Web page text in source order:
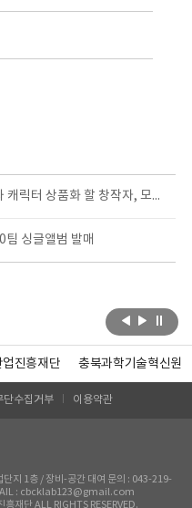
충북콘텐츠코리아랩과 캐릭터 상품화 할 창작자, 모여라!
싱글앨범 발매
진흥재단 충북과학기술혁신원
단수집거부 이용약관
지 1층 / 장비-공간 대여 문의 : 043-219-
: cbcklab123@gmail.com
재단 ALL RIGHTS RESERVED.